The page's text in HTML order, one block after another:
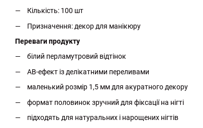
Кількість: 100 шт
Призначення: декор для манікюру
Переваги продукту
білий перламутровий відтінок
AB-ефект із делікатними переливами
маленький розмір 1,5 мм для акуратного декору
формат половинок зручний для фіксації на нігті
підходять для натуральних і нарощених нігтів